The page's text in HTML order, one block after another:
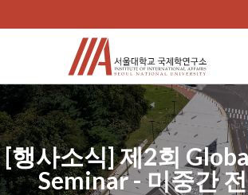
로
메
뉴
[행사소식] 제2회
Seminar - 미중간